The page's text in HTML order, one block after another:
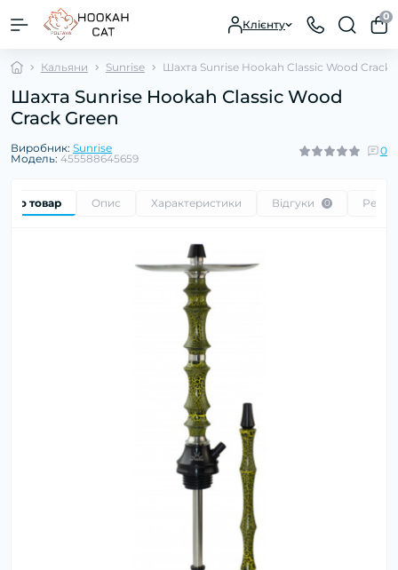
Клієнту
0
Кальяни Sunrise Шахта Sunrise Hookah Classic Wood Crack
Шахта Sunrise Hookah Classic Wood
Crack Green
Виробник: Sunrise
Модель: 455588645659
0
про товар Опис Характеристики Відгуки 0